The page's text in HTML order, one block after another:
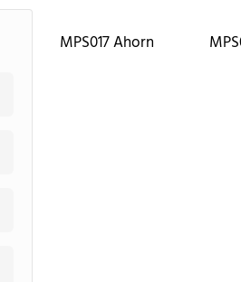
MPS017 Ahorn